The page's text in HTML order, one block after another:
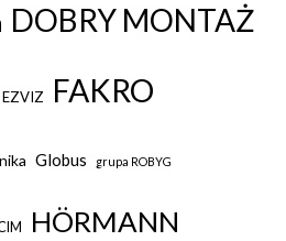
DOBRY MONTAŻ
EZVIZ FAKRO
Globus grupa ROBYG
HÖRMANN